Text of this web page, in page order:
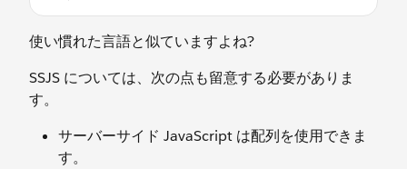
使い慣れた言語と似ていますよね?
SSJS については、次の点も留意する必要がありま
す。
サーバーサイド JavaScript は配列を使用できま
す。